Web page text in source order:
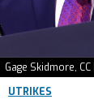
Gage Skidmore,
UTRIKES